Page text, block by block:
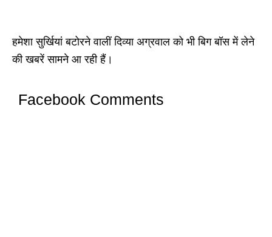
हमेशा सुर्खियां बटोरने वालीं दिव्या अग्रवाल को भी बिग बॉस में लेने
की खबरें सामने आ रही हैं।
Facebook Comments